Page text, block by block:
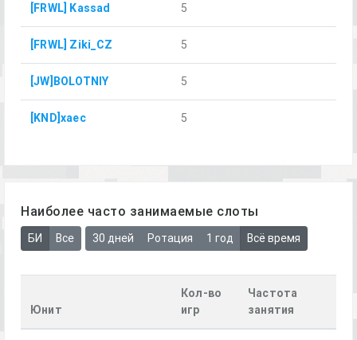
[FRWL] Kassad 5
[FRWL] Ziki_CZ 5
[JW]BOLOTNIY 5
[KND]xaec 5
Наиболее часто занимаемые слоты
БИ Все 30 дней Ротация 1 год Всё время
Юнит
Кол-во
игр
Частота
занятия